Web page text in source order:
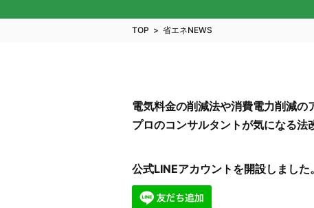
TOP 省エネNEWS
電気料金の削減法や消費電力削減の
プロのコンサルタントが気になる法
公式LINEアカウントを開設しました